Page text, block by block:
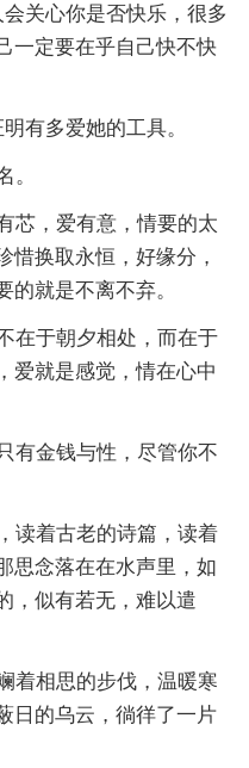
关心你是否快乐，很多
一定要在乎自己快不快
有多爱她的工具。
。
芯，爱有意，情要的太
惜换取永恒，好缘分，
的就是不离不弃。
在于朝夕相处，而在于
爱就是感觉，情在心中
有金钱与性，尽管你不
读着古老的诗篇，读着
思念落在在水声里，如
，似有若无，难以遣
着相思的步伐，温暖寒
日的乌云，徜徉了一片